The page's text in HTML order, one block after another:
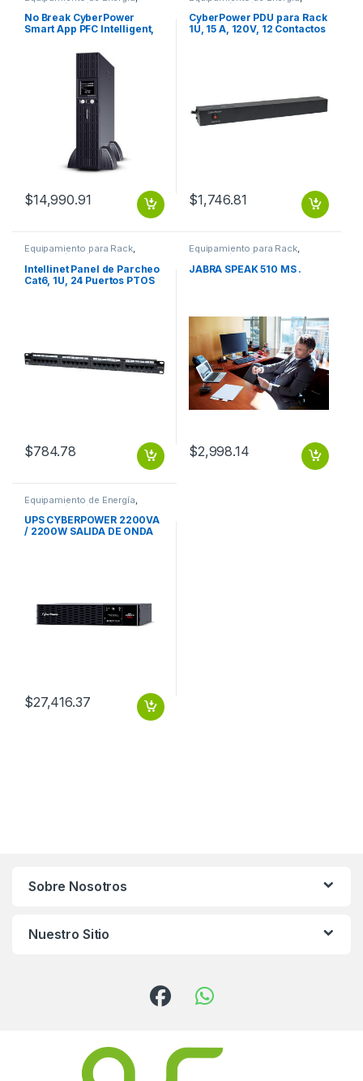
Protección Eléctrica
No Break CyberPower
Smart App PFC Intelligent,
90-140V, Salid 120V
2000VA/1540W PFC
SENOID 120V RACK/T
$14,990.91
Protección Eléctrica
CyberPower PDU para Rack
1U, 15 A, 120V, 12 Contactos
$1,746.81
Equipamiento para Rack,
Protección Eléctrica
Intellinet Panel de Parcheo
Cat6, 1U, 24 Puertos PTOS
$784.78
Equipamiento para Rack,
Protección Eléctrica
JABRA SPEAK 510 MS .
$2,998.14
Equipamiento de Energía
Protección Eléctrica
UPS CYBERPOWER 2200VA
/ 2200W SALIDA DE ONDA
$27,416.37
Sobre Nosotros
Nuestro Sitio